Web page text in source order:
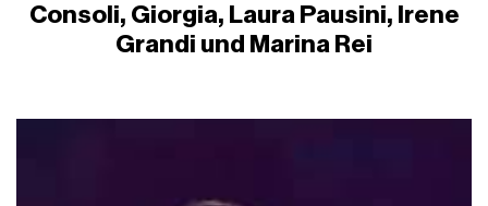
Consoli, Giorgia, Laura Pausini, Irene
Grandi und Marina Rei